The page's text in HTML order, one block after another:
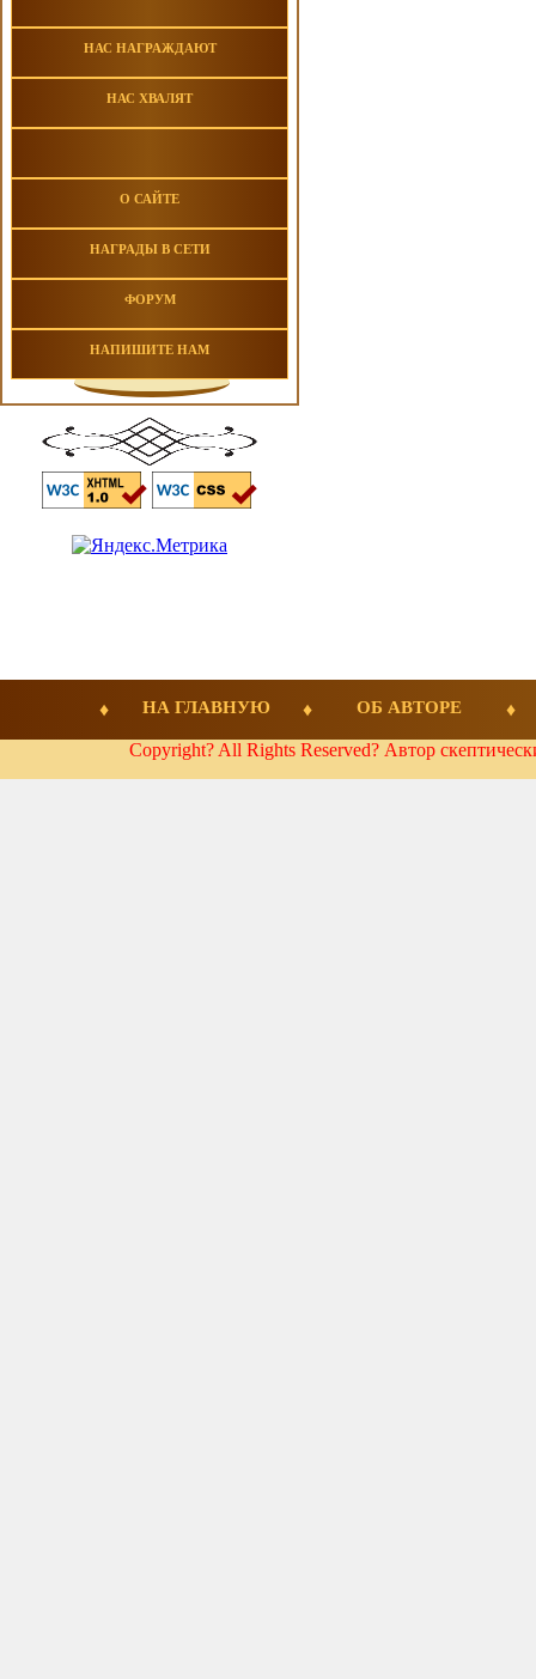
НАС НАГРАЖДАЮТ
НАС ХВАЛЯТ
О САЙТЕ
НАГРАДЫ В СЕТИ
ФОРУМ
НАПИШИТЕ НАМ
НА ГЛАВНУЮ ОБ АВТОРЕ
Copyright? All Rights Reserved? Автор